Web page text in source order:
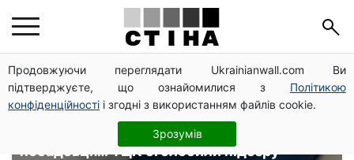
Продовжуючи переглядати Ukrainianwall.com Ви
підтверджуєте, що ознайомилися з Політикою
конфіденційності і згодні з використанням файлів cookie.
Зрозумів
Головні новини
Понад 120 фіктивних мобілізацій у
реєстрі «Оберіг»: трьом
посадовцям ТЦК оголосили підозру